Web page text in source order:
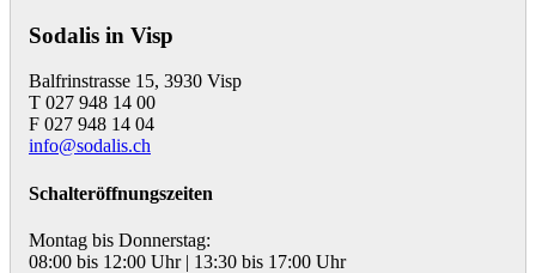
Sodalis in Visp
Balfrinstrasse 15, 3930 Visp
T 027 948 14 00
F 027 948 14 04
info@sodalis.ch
Schalteröffnungszeiten
Montag bis Donnerstag:
08:00 bis 12:00 Uhr | 13:30 bis 17:00 Uhr